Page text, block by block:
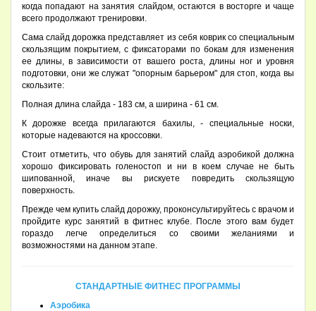
когда попадают на занятия слайдом, остаются в восторге и чаще
всего продолжают тренировки.
Сама слайд дорожка представляет из себя коврик со специальным
скользящим покрытием, с фиксаторами по бокам для изменения
ее длины, в зависимости от вашего роста, длины ног и уровня
подготовки, они же служат "опорным барьером" для стоп, когда вы
скользите:
Полная длина слайда - 183 см, а ширина - 61 см.
К дорожке всегда прилагаются бахилы, - специальные носки,
которые надеваются на кроссовки.
Стоит отметить, что обувь для занятий слайд аэробикой должна
хорошо фиксировать голеностоп и ни в коем случае не быть
шипованной, иначе вы рискуете повредить скользящую
поверхность.
Прежде чем купить слайд дорожку, проконсультируйтесь с врачом и
пройдите курс занятий в фитнес клубе. После этого вам будет
гораздо легче определиться со своими желаниями и
возможностями на данном этапе.
СТАНДАРТНЫЕ ФИТНЕС ПРОГРАММЫ
Аэробика